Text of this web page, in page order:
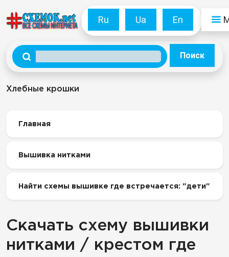
Ru Ua En
Поиск
Хлебные крошки
Главная
Вышивка нитками
Найти схемы вышивке где встречается: "дети"
Скачать схему вышивки
нитками / крестом где